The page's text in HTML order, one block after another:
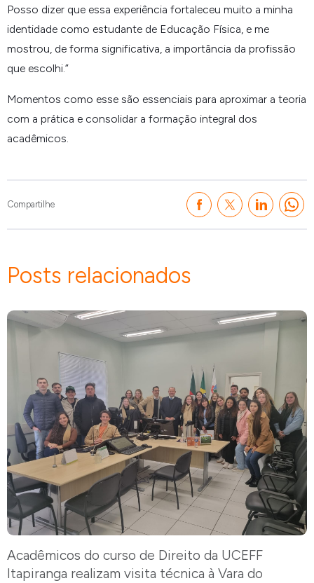
Posso dizer que essa experiência fortaleceu muito a minha
identidade como estudante de Educação Física, e me
mostrou, de forma significativa, a importância da profissão
que escolhi.”
Momentos como esse são essenciais para aproximar a teoria
com a prática e consolidar a formação integral dos
acadêmicos.
Compartilhe
Posts relacionados
Acadêmicos do curso de Direito da UCEFF
Itapiranga realizam visita técnica à Vara do